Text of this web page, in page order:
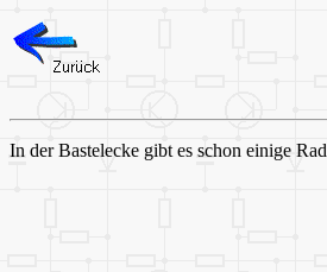
In der Bastelecke gibt es schon einige